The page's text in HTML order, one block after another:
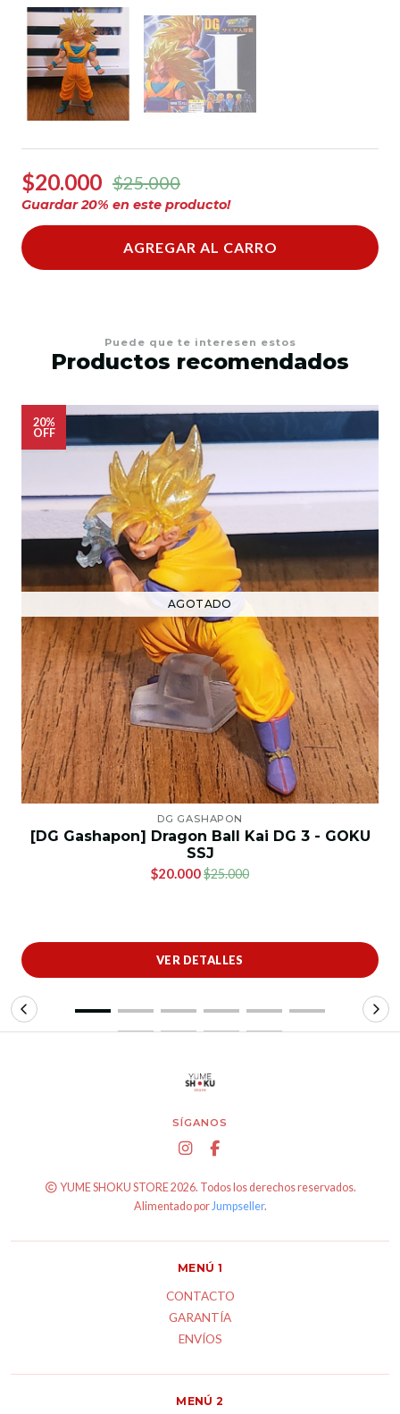
$20.000 $25.000
Guardar20% en este producto!
AGREGAR AL CARRO
Puede que te interesen estos
Productos recomendados
20%
OFF
AGOTADO
DG GASHAPON
[DG Gashapon] Dragon Ball Kai DG 3 - GOKU
SSJ
$20.000$25.000
VER DETALLES
SÍGANOS
YUME SHOKU STORE 2026. Todos los derechos reservados.
Alimentado porJumpseller.
MENÚ 1
CONTACTO
GARANTÍA
ENVÍOS
MENÚ 2